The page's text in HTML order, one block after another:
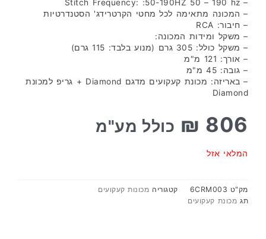
– Stitch Frequency: :50-190HZ 50 – 190 hz
– המכונה מתאימה לכל מחטי הקרטרידג' הסטנדרטיות
– חיבור: RCA
– משקל ומידות המכונה:
– משקל כולל: 305 גרם (מנוע בלבד: 115 גרם)
– אורך: 121 מ"מ
– גובה: 45 מ"מ
– באריזה: מכונת קעקועים מדגם Diamond + גריפ למכונת
Diamond
₪ 806 כולל מע"מ
המלאי אזל
מק"ט 6CRM003 קטגוריה מכונות קעקועים
תג מכונת קעקועים